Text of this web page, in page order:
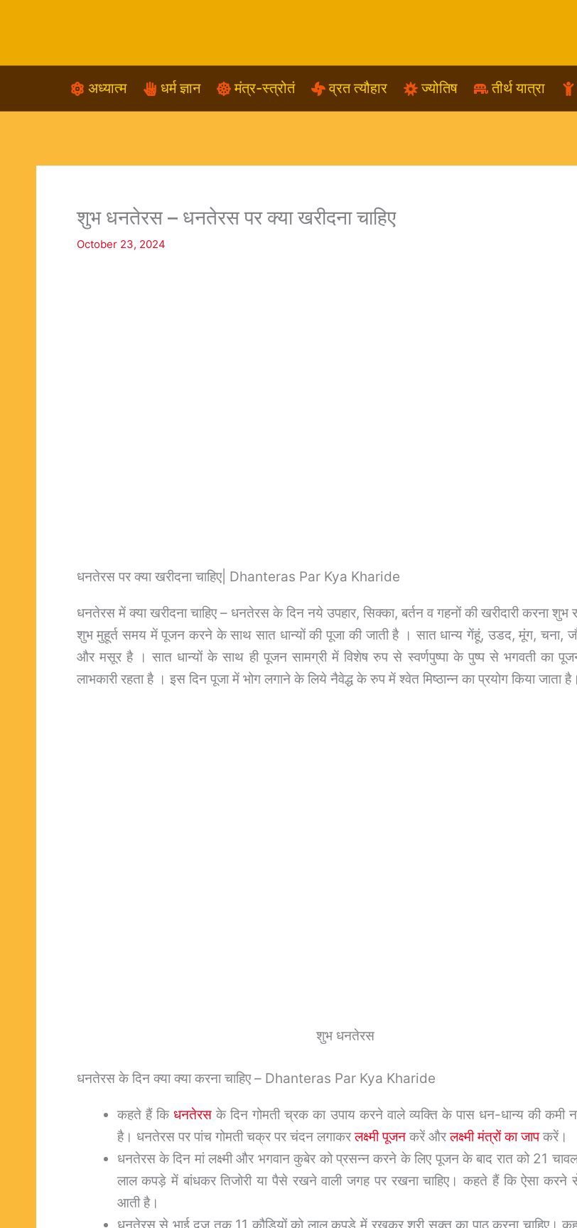
अध्यात्म धर्म ज्ञान मंत्र-स्त्रोतं व्रत त्यौहार ज्योतिष तीर्थ यात्रा
शुभ धनतेरस – धनतेरस पर क्या खरीदना चाहिए
October 23, 2024
धनतेरस पर क्या खरीदना चाहिए| Dhanteras Par Kya Kharide
धनतेरस में क्या खरीदना चाहिए – धनतेरस के दिन नये उपहार, सिक्का, बर्तन व गहनों की खरीदारी करना शुभ
शुभ मुहूर्त समय में पूजन करने के साथ सात धान्यों की पूजा की जाती है । सात धान्य गेंहूं, उडद, मूंग, चना,
और मसूर है । सात धान्यों के साथ ही पूजन सामग्री में विशेष रुप से स्वर्णपुष्पा के पुष्प से भगवती का
लाभकारी रहता है । इस दिन पूजा में भोग लगाने के लिये नैवेद्ध के रुप में श्वेत मिष्ठान्न का प्रयोग किया जाता है।
शुभ धनतेरस
धनतेरस के दिन क्या क्या करना चाहिए – Dhanteras Par Kya Kharide
कहते हैं कि धनतेरसके दिन गोमती च्रक का उपाय करने वाले व्यक्ति के पास धन-धान्य की कमी
है। धनतेरस पर पांच गोमती चक्र पर चंदन लगाकरलक्ष्मी पूजनकरें औरलक्ष्मी मंत्रों का जापकरें।
धनतेरस के दिन मां लक्ष्मी और भगवान कुबेर को प्रसन्न करने के लिए पूजन के बाद रात को 21
लाल कपड़े में बांधकर तिजोरी या पैसे रखने वाली जगह पर रखना चाहिए। कहते हैं कि ऐसा करने
आती है।
धनतेरस से भाई दूज तक 11 कौड़ियों को लाल कपड़े में रखकर श्री सूक्त का पाठ करना चाहिए।